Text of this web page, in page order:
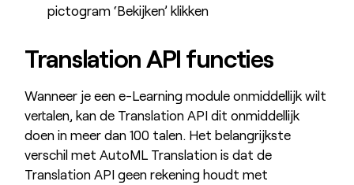
pictogram ‘Bekijken’ klikken
Translation API functies
Wanneer je een e-Learning module onmiddellijk wilt
vertalen, kan de Translation API dit onmiddellijk
doen in meer dan 100 talen. Het belangrijkste
verschil met AutoML Translation is dat de
Translation API geen rekening houdt met